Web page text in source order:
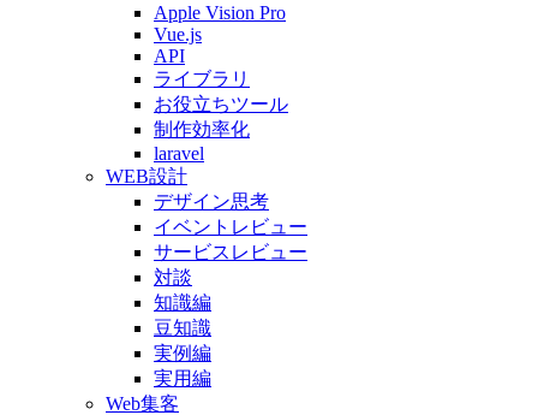
Apple Vision Pro
Vue.js
API
ライブラリ
お役立ちツール
制作効率化
laravel
WEB設計
デザイン思考
イベントレビュー
サービスレビュー
対談
知識編
豆知識
実例編
実用編
Web集客